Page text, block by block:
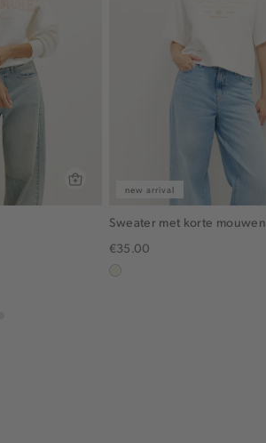
new arrival
Sweater met korte mouwen
€35.00